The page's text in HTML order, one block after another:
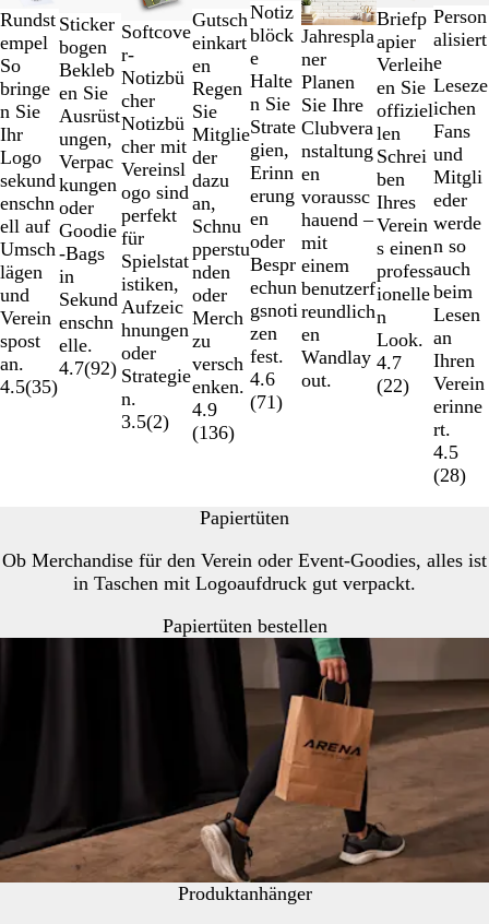
Rundst
empel
So
bringe
n Sie
Ihr
Logo
sekund
enschn
ell auf
Umsch
lägen
und
Verein
spost
an.
4.5(35)
Sticker
bogen
Bekleb
en Sie
Ausrüst
ungen,
Verpac
kungen
oder
Goodie
-Bags
in
Sekund
enschn
elle.
4.7(92)
Softcove
r-
Notizbü
cher
Notizbü
cher mit
Vereinsl
ogo sind
perfekt
für
Spielstat
istiken,
Aufzeic
hnungen
oder
Strategie
n.
3.5(2)
Gutsch
einkart
en
Regen
Sie
Mitglie
der
dazu
an,
Schnu
pperstu
nden
oder
Merch
zu
versch
enken.
4.9
(136)
Notiz
blöck
e
Halte
n Sie
Strate
gien,
Erinn
erung
en
oder
Bespr
echun
gsnoti
zen
fest.
4.6
(71)
Jahrespla
ner
Planen
Sie Ihre
Clubvera
nstaltung
en
voraussc
hauend –
mit
einem
benutzerf
reundlich
en
Wandlay
out.
Briefp
apier
Verleih
en Sie
offiziel
len
Schrei
ben
Ihres
Verein
s einen
profess
ionelle
n
Look.
4.7
(22)
Person
alisiert
e
Leseze
ichen
Fans
und
Mitgli
eder
werde
n so
auch
beim
Lesen
an
Ihren
Verein
erinne
rt.
4.5
(28)
2
von
8
Papiertüten
Ob Merchandise für den Verein oder Event-Goodies, alles ist
in Taschen mit Logoaufdruck gut verpackt.
Papiertüten bestellen
Produktanhänger